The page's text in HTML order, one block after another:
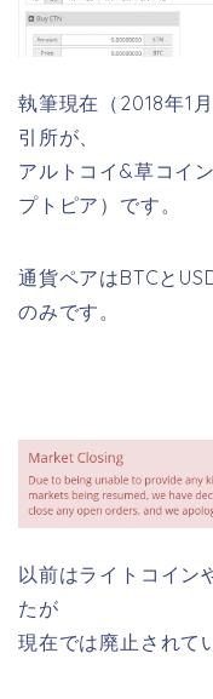
執筆現在（2018年1
引所が、
アルトコイ&草コイ
プトピア）です。
通貨ペアはBTCと
のみです。
以前はライトコイン
たが
現在では廃止されて